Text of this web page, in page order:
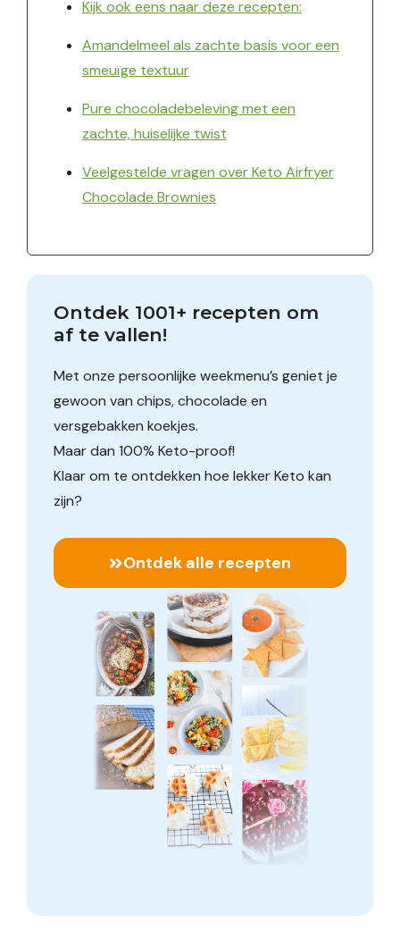
Kijk ook eens naar deze recepten:
Amandelmeel als zachte basis voor een
smeuïge textuur
Pure chocoladebeleving met een
zachte, huiselijke twist
Veelgestelde vragen over Keto Airfryer
Chocolade Brownies
Ontdek 1001+ recepten om
af te vallen!
Met onze persoonlijke weekmenu’s geniet je
gewoon van chips, chocolade en
versgebakken koekjes.
Maar dan 100% Keto-proof!
Klaar om te ontdekken hoe lekker Keto kan
zijn?
Ontdek alle recepten